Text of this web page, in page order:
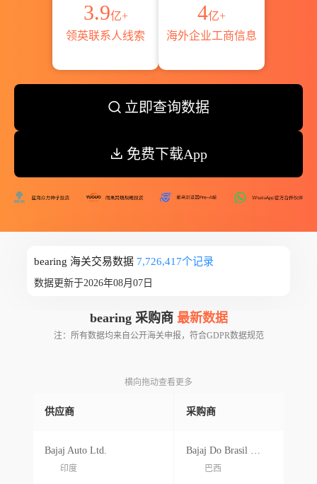
3.9亿+
领英联系人线索
4亿+
海外企业工商信息
立即查询数据
免费下载App
bearing 海关交易数据 7,726,417个记录
数据更新于2026年08月07日
bearing 采购商 最新数据
注：所有数据均来自公开海关申报，符合GDPR数据规范
横向拖动查看更多
供应商 采购商
Bajaj Auto Ltd.
印度
Bajaj Do Brasil Comercio De Motocic
巴西